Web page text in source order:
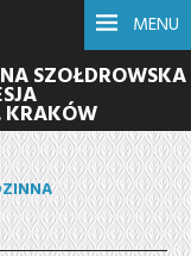
MENU
SZOŁDROWSKA
KRAKÓW